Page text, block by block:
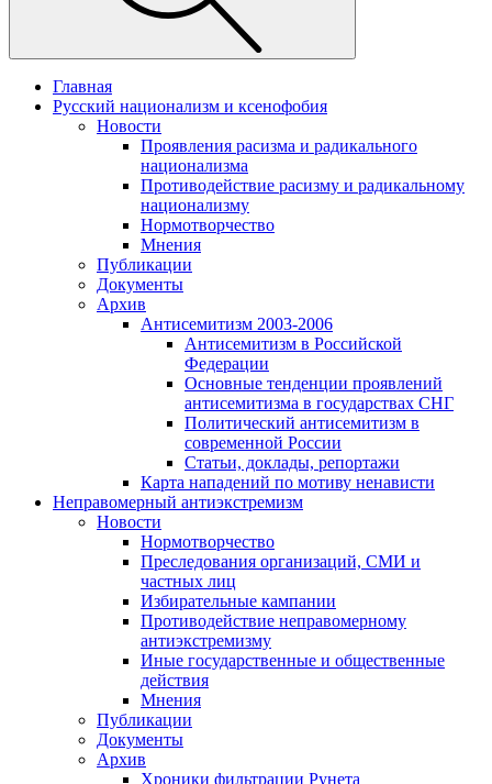
Главная
Русский национализм и ксенофобия
Новости
Проявления расизма и радикального
национализма
Противодействие расизму и радикальному
национализму
Нормотворчество
Мнения
Публикации
Документы
Архив
Антисемитизм 2003-2006
Антисемитизм в Российской
Федерации
Основные тенденции проявлений
антисемитизма в государствах СНГ
Политический антисемитизм в
современной России
Статьи, доклады, репортажи
Карта нападений по мотиву ненависти
Неправомерный антиэкстремизм
Новости
Нормотворчество
Преследования организаций, СМИ и
частных лиц
Избирательные кампании
Противодействие неправомерному
антиэкстремизму
Иные государственные и общественные
действия
Мнения
Публикации
Документы
Архив
Хроники фильтрации Рунета